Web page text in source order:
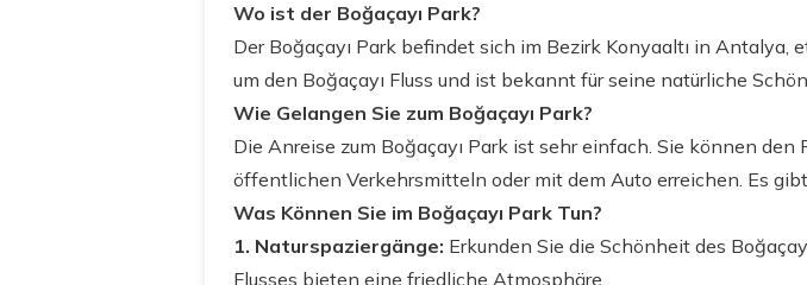
Wo ist der Boğaçayı Park?
Der Boğaçayı Park befindet sich im Bezirk Konyaaltı in
um den Boğaçayı Fluss und ist bekannt für seine natürliche
Wie Gelangen Sie zum Boğaçayı Park?
Die Anreise zum Boğaçayı Park ist sehr einfach. Sie können
öffentlichen Verkehrsmitteln oder mit dem Auto erreichen. Es
Was Können Sie im Boğaçayı Park Tun?
1. Naturspaziergänge: Erkunden Sie die Schönheit des
Flusses bieten eine friedliche Atmosphäre.